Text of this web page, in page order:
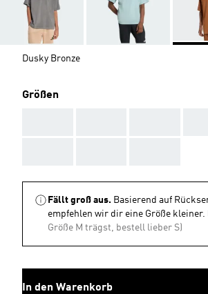
Dusky Bronze
Größen
Fällt groß aus. Basierend auf
empfehlen wir dir eine Größe kleiner.
Größe M trägst, bestell lieber S)
In den Warenkorb